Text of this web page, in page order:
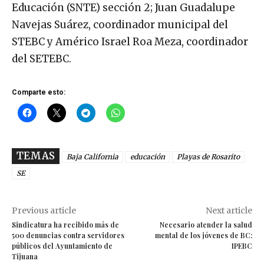
Educación (SNTE) sección 2; Juan Guadalupe
Navejas Suárez, coordinador municipal del
STEBC y Américo Israel Roa Meza, coordinador
del SETEBC.
Comparte esto:
TEMAS Baja California educación
Playas de Rosarito
SE
Previous article
Sindicatura ha recibido más de
500 denuncias contra servidores
públicos del Ayuntamiento de
Tijuana
Next article
Necesario atender la salud
mental de los jóvenes de BC:
IPEBC